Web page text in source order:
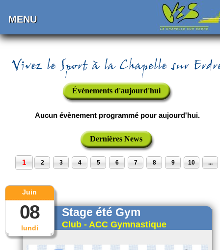
MENU
Évènements d'aujourd'hui
Aucun évènement programmé pour aujourd'hui.
Dernières News
1 2 3 4 5 6 7 8 9 10 ...
lundi
Juin
08 Stage été Gym
Club - ACC Gymnastique